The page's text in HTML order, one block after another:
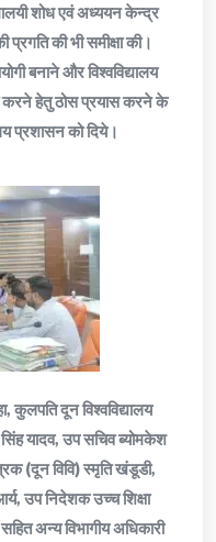
शोध एवं अध्ययन केन्द्र
की भी समीक्षा की।
बनाने और विश्वविद्यालय
हेतु ठोस प्रयास करने के
प्रशासन को दिये।
कुलपति दून विश्वविद्यालय
यादव, उप सचिव ब्योमकेश
(दून विवि) स्मृति खंडूडी,
उप निदेशक उच्च शिक्षा
अन्य विभागीय अधिकारी